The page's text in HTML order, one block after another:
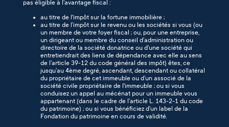
pas éligible à l’avantage fiscal :
au titre de l'impôt sur la fortune immobilière ;
au titre de l’impôt sur le revenu ou les sociétés si vous (ou
un membre de votre foyer fiscal ; ou, pour une entreprise,
un dirigeant ou membre du conseil d’administration ou
directoire de la société donatrice ou d’une société qui
entretiendrait des liens de dépendance avec elle au sens
de l’article 39-12 du code général des impôt) êtes, ce
jusqu’au 4ème degré, ascendant, descendant ou collatéral
du propriétaire de cet immeuble ou d’un associé de la
société civile propriétaire de l'immeuble ; ou si vous
conduisez un appel au mécénat pour un immeuble vous
appartenant (dans le cadre de l’article L. 143-2-1 du code
du patrimoine) ; ou si vous bénéficiez d’un label de la
Fondation du patrimoine en cours de validité.